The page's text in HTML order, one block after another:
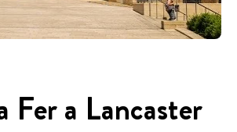
Fer a Lancaster